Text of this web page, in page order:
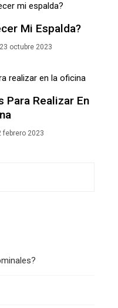
Mi Espalda?
23 octubre 2023
Realizar En
febrero 2023